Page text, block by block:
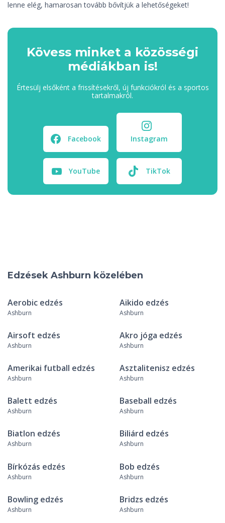
lenne elég, hamarosan tovább bővítjük a lehetőségeket!
Kövess minket a közösségi
médiákban is!
Értesülj elsőként a frissítésekről, új funkciókról és a sportos
tartalmakról.
Facebook Instagram
YouTube TikTok
Edzések Ashburn közelében
Aerobic edzés
Ashburn
Aikido edzés
Ashburn
Airsoft edzés
Ashburn
Akro jóga edzés
Ashburn
Amerikai futball edzés
Ashburn
Asztalitenisz edzés
Ashburn
Balett edzés
Ashburn
Baseball edzés
Ashburn
Biatlon edzés
Ashburn
Biliárd edzés
Ashburn
Bírkózás edzés
Ashburn
Bob edzés
Ashburn
Bowling edzés
Ashburn
Bridzs edzés
Ashburn